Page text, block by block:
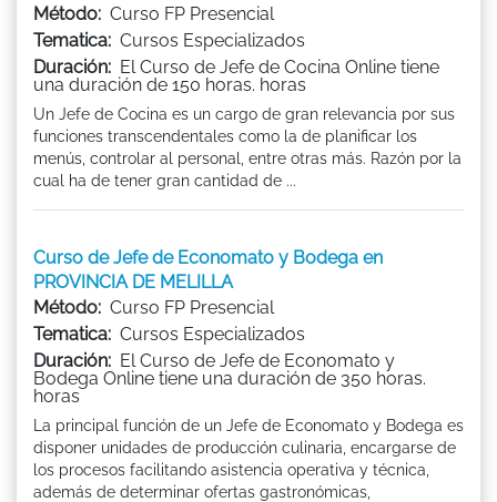
Método: Curso FP Presencial
Tematica: Cursos Especializados
Duración: El Curso de Jefe de Cocina Online tiene
una duración de 150 horas. horas
Un Jefe de Cocina es un cargo de gran relevancia por sus
funciones transcendentales como la de planificar los
menús, controlar al personal, entre otras más. Razón por la
cual ha de tener gran cantidad de ...
Curso de Jefe de Economato y Bodega en
PROVINCIA DE MELILLA
Método: Curso FP Presencial
Tematica: Cursos Especializados
Duración: El Curso de Jefe de Economato y
Bodega Online tiene una duración de 350 horas.
horas
La principal función de un Jefe de Economato y Bodega es
disponer unidades de producción culinaria, encargarse de
los procesos facilitando asistencia operativa y técnica,
además de determinar ofertas gastronómicas,